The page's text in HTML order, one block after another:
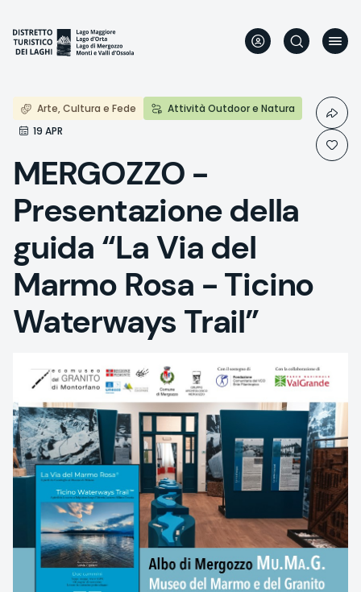
main
content
Arte, Cultura e Fede
Attività Outdoor e Natura
19 APR
MERGOZZO -
Presentazione della
guida “La Via del
Marmo Rosa - Ticino
Waterways Trail”